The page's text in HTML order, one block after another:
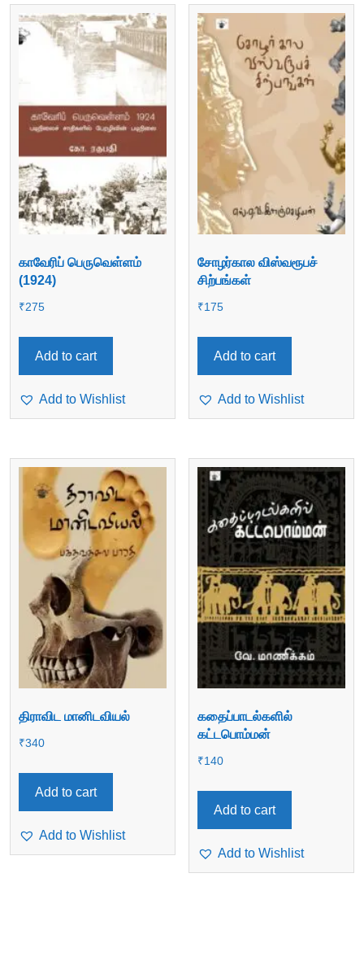
காவேரிப் பெருவெள்ளம்
(1924)
₹275
Add to cart
Add to Wishlist
சோழர்கால விஸ்வரூபச்
சிற்பங்கள்
₹175
Add to cart
Add to Wishlist
திராவிட மானிடவியல்
₹340
Add to cart
Add to Wishlist
கதைப்பாடல்களில்
கட்டபொம்மன்
₹140
Add to cart
Add to Wishlist